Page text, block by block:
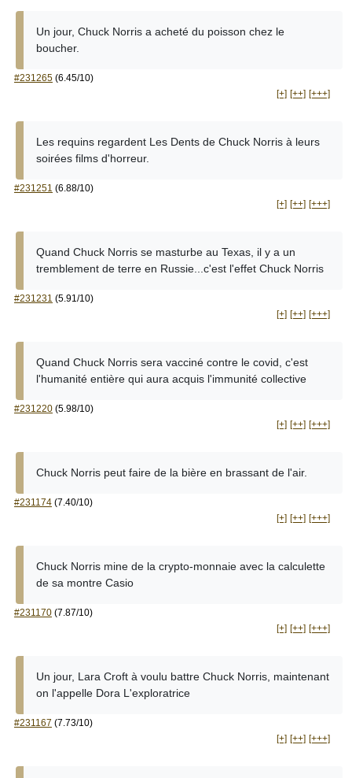
Un jour, Chuck Norris a acheté du poisson chez le
boucher.
#231265 (6.45/10)
[+] [++] [+++]
Les requins regardent Les Dents de Chuck Norris à leurs
soirées films d'horreur.
#231251 (6.88/10)
[+] [++] [+++]
Quand Chuck Norris se masturbe au Texas, il y a un
tremblement de terre en Russie...c'est l'effet Chuck Norris
#231231 (5.91/10)
[+] [++] [+++]
Quand Chuck Norris sera vacciné contre le covid, c'est
l'humanité entière qui aura acquis l'immunité collective
#231220 (5.98/10)
[+] [++] [+++]
Chuck Norris peut faire de la bière en brassant de l'air.
#231174 (7.40/10)
[+] [++] [+++]
Chuck Norris mine de la crypto-monnaie avec la calculette
de sa montre Casio
#231170 (7.87/10)
[+] [++] [+++]
Un jour, Lara Croft à voulu battre Chuck Norris, maintenant
on l'appelle Dora L'exploratrice
#231167 (7.73/10)
[+] [++] [+++]